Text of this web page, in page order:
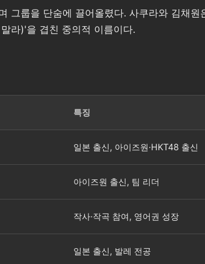
그룹을 단숨에 끌어올렸다. 사쿠라와 김채
라)'을 겹친 중의적 이름이다.
특징
일본 출신, 아이즈원·HKT48 출신
아이즈원 출신, 팀 리더
작사·작곡 참여, 영어권 성장
일본 출신, 발레 전공